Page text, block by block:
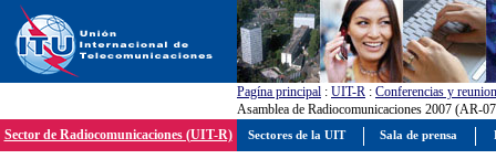
Pagína principal : UIT-R : Conferencias y
Asamblea de Radiocomunicaciones 2007 (AR-
Sector de Radiocomunicaciones (UIT-R)
Sectores de la UIT Sala de prensa